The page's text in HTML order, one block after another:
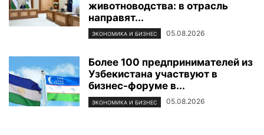
животноводства: в отрасль
направят...
ЭКОНОМИКА И БИЗНЕС 05.08.2026
Более 100 предпринимателей из
Узбекистана участвуют в
бизнес-форуме в...
ЭКОНОМИКА И БИЗНЕС 05.08.2026